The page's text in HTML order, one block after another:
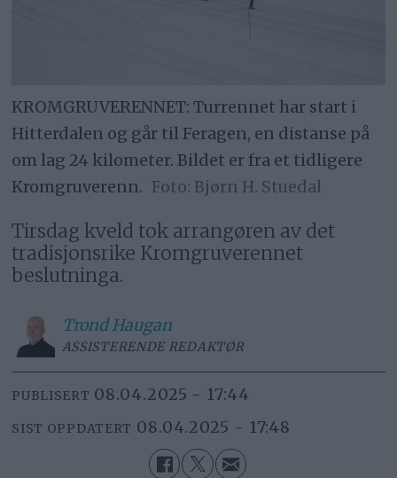
KROMGRUVERENNET: Turrennet har start i
Hitterdalen og går til Feragen, en distanse på
om lag 24 kilometer. Bildet er fra et tidligere
Kromgruverenn.
Bjørn H. Stuedal
Tirsdag kveld tok arrangøren av det
tradisjonsrike Kromgruverennet
beslutninga.
Trond Haugan
ASSISTERENDE REDAKTØR
PUBLISERT 08.04.2025 - 17:44
SIST OPPDATERT 08.04.2025 - 17:48